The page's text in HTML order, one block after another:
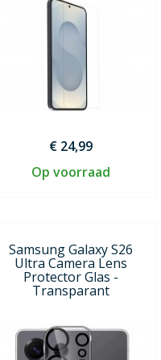
€ 24,99
Op voorraad
Samsung Galaxy S26
Ultra Camera Lens
Protector Glas -
Transparant